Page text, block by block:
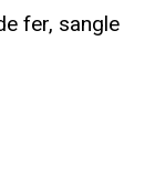
fer, sangle